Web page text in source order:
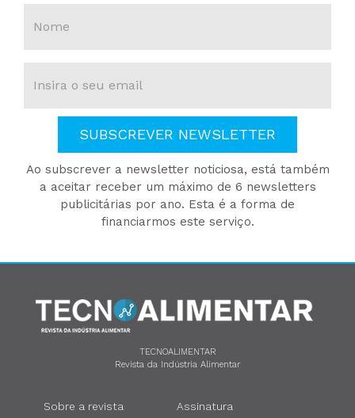
SUBSCREVER NEWSLETTER
Ao subscrever a newsletter noticiosa, está também
a aceitar receber um máximo de 6 newsletters
publicitárias por ano. Esta é a forma de
financiarmos este serviço.
TECNOALIMENTAR
Revista da Indústria Alimentar
Sobre a revista
Assinatura